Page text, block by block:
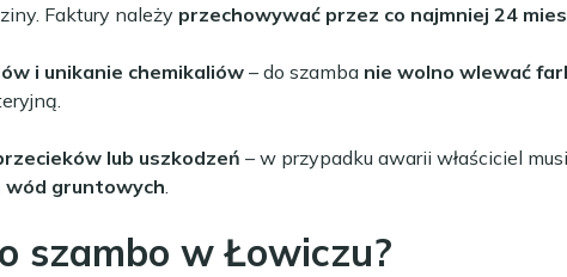
Faktury należy przechowywać przez co najmniej 24
i unikanie chemikaliów– do szamba nie wolno wlewać
lub uszkodzeń – w przypadku awarii właściciel musi
wód gruntowych
szambo w Łowiczu?